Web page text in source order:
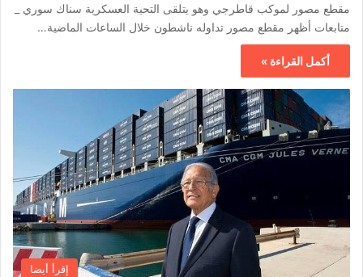
مقطع مصور لموكب قاطرجي وهو يتلقى التحية العسكرية سناك سوري _
متابعات أظهر مقطع مصور تداوله ناشطون خلال الساعات الماضية…
أكمل القراءة »
إقرأ أيضا